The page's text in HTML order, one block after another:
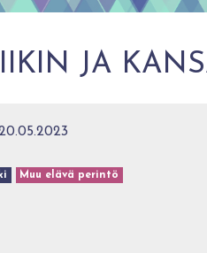
JA
Muu elävä perintö